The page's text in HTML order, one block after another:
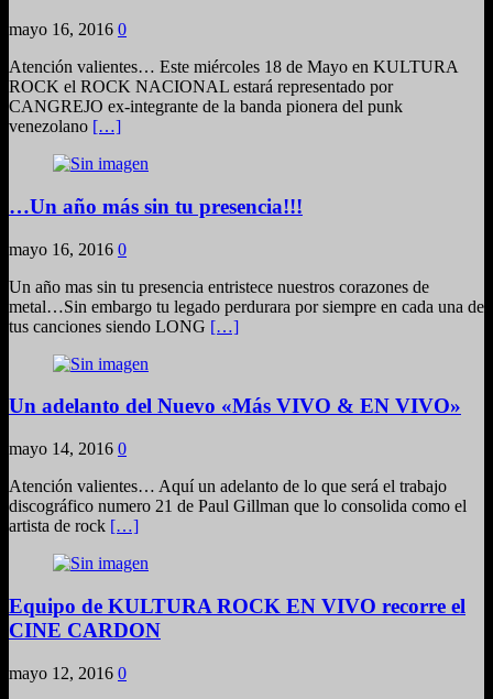
mayo 16, 2016 0
Atención valientes… Este miércoles 18 de Mayo en KULTURA
ROCK el ROCK NACIONAL estará representado por
CANGREJO ex-integrante de la banda pionera del punk
venezolano […]
…Un año más sin tu presencia!!!
mayo 16, 2016 0
Un año mas sin tu presencia entristece nuestros corazones de
metal…Sin embargo tu legado perdurara por siempre en cada una de
tus canciones siendo LONG […]
Un adelanto del Nuevo «Más VIVO & EN VIVO»
mayo 14, 2016 0
Atención valientes… Aquí un adelanto de lo que será el trabajo
discográfico numero 21 de Paul Gillman que lo consolida como el
artista de rock […]
Equipo de KULTURA ROCK EN VIVO recorre el
CINE CARDON
mayo 12, 2016 0